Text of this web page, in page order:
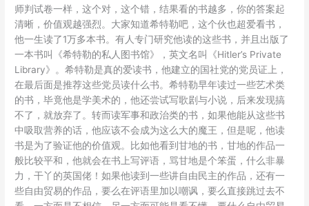
师判试卷一样，这个对，这个错，结果看的书越多，你的答案起
清晰，价值观越强烈。大家知道希特勒吧，这个伙也超爱看书，
他一生读了1万多本书。有人专门研究他读的这些书，并且出版了
一本书叫《希特勒的私人图书馆》，英文名叫《Hitler’s Private
Library》。希特勒是真的爱读书，他建立的国社党的党员证上，
在最后面是推荐这些党员读什么书。希特勒早年读过一些艺术类
的书，毕竟他是学美术的，他还尝试写歌剧与小说，后来发现搞
不了，就放弃了。转而读军事和政治类的书，如果他能从这些书
中吸取营养的话，他应该不会成为这么大的魔王，但是呢，他读
书是为了验证他的价值观。比如他看到甘地的书，甘地的作品一
般比较平和，他就会在书上写评语，骂甘地是个笨蛋，什么非暴
力，干丫的英国佬！如果他读到一些讲自由民主的作品，还有一
些自由贸易的作品，要么在评语里加以嘲讽，要么直接跳过去不